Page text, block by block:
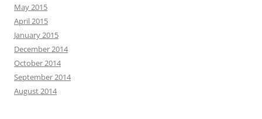
May 2015
April 2015
January 2015
December 2014
October 2014
September 2014
August 2014